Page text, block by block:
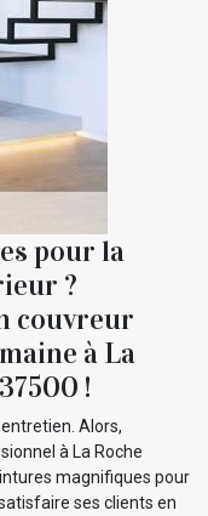
pour la
?
couvreur
à La
!
Alors,
à La Roche
magnifiques pour
ses clients en